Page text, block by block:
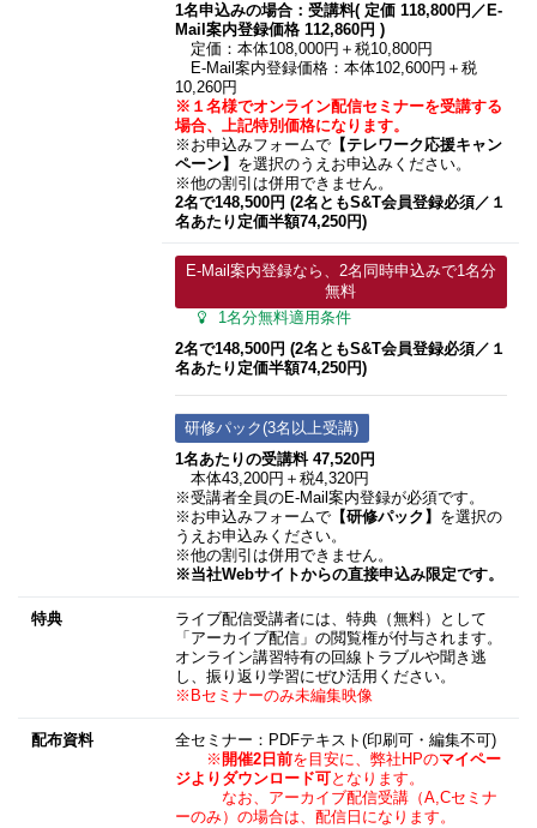
1名申込みの場合：受講料( 定価 118,800円／E-
Mail案内登録価格 112,860円 )
定価：本体108,000円＋税10,800円
E-Mail案内登録価格：本体102,600円＋税
10,260円
※１名様でオンライン配信セミナーを受講する
場合、上記特別価格になります。
※お申込みフォームで【テレワーク応援キャン
ペーン】
を選択のうえお申込みください。
※他の割引は併用できません。
2名で148,500円 (2名ともS&T会員登録必須／１
名あたり定価半額74,250円)
E-Mail案内登録なら、2名同時申込みで1名分
無料
1名分無料適用条件
2名で148,500円 (2名ともS&T会員登録必須／１
名あたり定価半額74,250円)
研修パック(3名以上受講)
1名あたりの受講料 47,520円
本体43,200円＋税4,320円
※受講者全員のE-Mail案内登録が必須です。
※お申込みフォームで【研修パック】
を選択の
うえお申込みください。
※他の割引は併用できません。
※当社Webサイトからの直接申込み限定です。
特典
ライブ配信受講者には、特典（無料）として
「アーカイブ配信」の閲覧権が付与されます。
オンライン講習特有の回線トラブルや聞き逃
し、振り返り学習にぜひ活用ください。
※Bセミナーのみ未編集映像
配布資料
全セミナー：PDFテキスト(印刷可・編集不可)
※ 開催2日前を目安に、弊社HPのマイペー
ジよりダウンロード可 となります。
なお、アーカイブ配信受講（A,Cセミナ
ーのみ）の場合は、配信日になります。